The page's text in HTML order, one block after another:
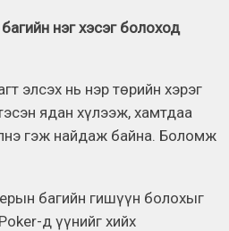
нэг хэсэг болоход
элсэх нь нэр төрийн хэрэг
ядан хүлээж, хамтдаа
гэж найдаж байна. Боломж
багийн гишүүн болохыг
д үүнийг хийх